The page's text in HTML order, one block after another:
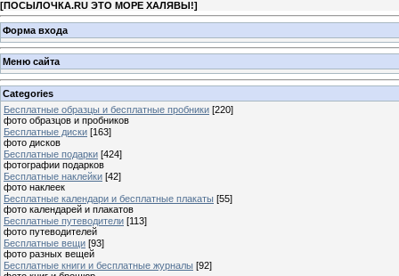
[ПОСЫЛОЧКА.RU ЭТО МОРЕ ХАЛЯВЫ!]
Форма входа
Меню сайта
Categories
Бесплатные образцы и бесплатные пробники [220]
фото образцов и пробников
Бесплатные диски [163]
фото дисков
Бесплатные подарки [424]
фотографии подарков
Бесплатные наклейки [42]
фото наклеек
Бесплатные календари и бесплатные плакаты [55]
фото календарей и плакатов
Бесплатные путеводители [113]
фото путеводителей
Бесплатные вещи [93]
фото разных вещей
Бесплатные книги и бесплатные журналы [92]